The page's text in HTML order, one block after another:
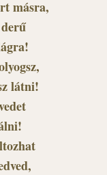
másra,
látni!